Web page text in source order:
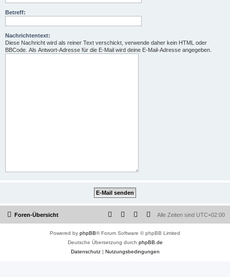
Betreff:
Nachrichtentext:
Diese Nachricht wird als reiner Text verschickt, verwende daher kein HTML oder
BBCode. Als Antwort-Adresse für die E-Mail wird deine E-Mail-Adresse angegeben.
Foren-Übersicht Alle Zeiten sind UTC+02:00
Powered by phpBB® Forum Software © phpBB Limited
Deutsche Übersetzung durch phpBB.de
Datenschutz| Nutzungsbedingungen